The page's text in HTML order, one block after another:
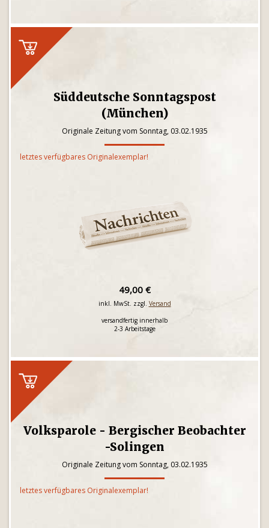
Süddeutsche Sonntagspost
(München)
Originale Zeitung vom Sonntag, 03.02.1935
letztes verfügbares Originalexemplar!
49,00 €
inkl. MwSt. zzgl. Versand
versandfertig innerhalb
2-3 Arbeitstage
Volksparole - Bergischer Beobachter
-Solingen
Originale Zeitung vom Sonntag, 03.02.1935
letztes verfügbares Originalexemplar!